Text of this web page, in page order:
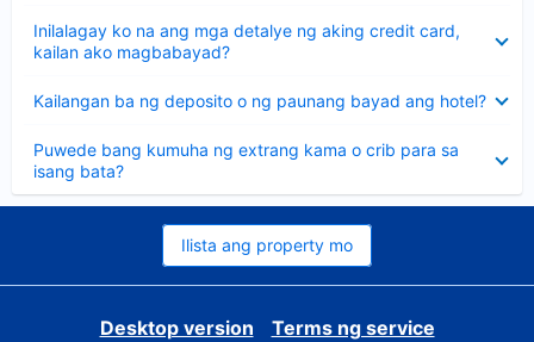
Inilalagay ko na ang mga detalye ng aking credit card,
kailan ako magbabayad?
ang
sagot
Kailangan ba ng deposito o ng paunang bayad ang hotel?
ang
Puwede bang kumuha ng extrang kama o crib para sa
isang bata?
ang
sagot
Ilista ang property mo
Desktop version
Terms ng service